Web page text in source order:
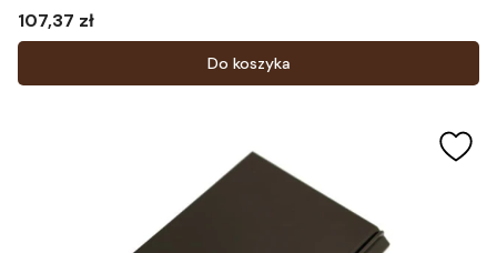
Cena
107,37 zł
Do koszyka